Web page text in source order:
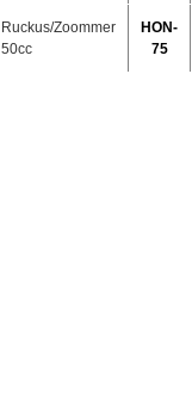
Ruckus/Zoommer
50cc
HON-
75